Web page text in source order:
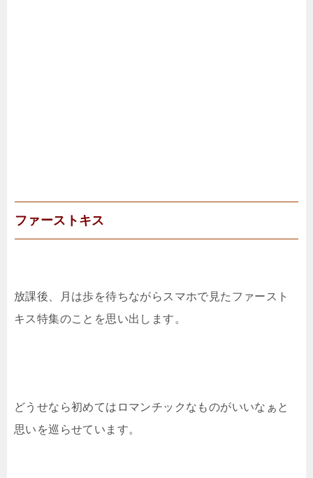
ファーストキス
放課後、月は歩を待ちながらスマホで見たファースト
キス特集のことを思い出します。
どうせなら初めてはロマンチックなものがいいなぁと
思いを巡らせています。